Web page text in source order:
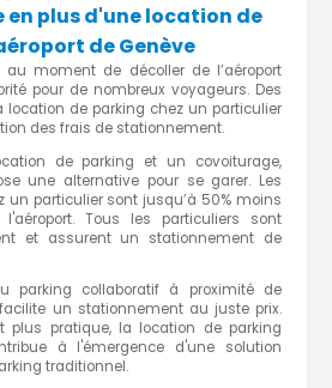
plus d'une location de
de Genève
au moment de décoller de l’aéroport
pour de nombreux voyageurs. Des
de parking chez un particulier
des frais de stationnement.
de parking et un covoiturage,
une alternative pour se garer. Les
un particulier sont jusqu’à 50% moins
Tous les particuliers sont
et assurent un stationnement de
parking collaboratif à proximité de
un stationnement au juste prix.
plus pratique, la location de parking
à l'émergence d'une solution
traditionnel.